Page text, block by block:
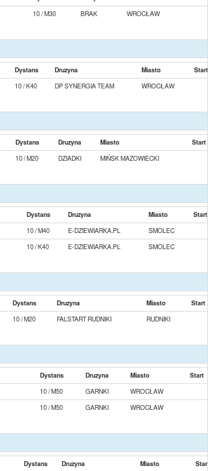
10 / M30 BRAK WROCŁAW
Dystans Druzyna Miasto
Start
10 / K40 DP SYNERGIA TEAM WROCŁAW
Dystans Druzyna Miasto
Start
10 / M20 DZIADKI MIŃSK MAZOWIECKI
Dystans Druzyna Miasto
Start
10 / M40 E-DZIEWIARKA.PL
SMOLEC
10 / K40 E-DZIEWIARKA.PL SMOLEC
Dystans Druzyna Miasto
Start
10 / M20 FALSTART RUDNIKI RUDNIKI
Dystans Druzyna Miasto
Start
10 / M50 GARNKI
WROCŁAW
10 / M50 GARNKI WROCŁAW
Dystans Druzyna Miasto